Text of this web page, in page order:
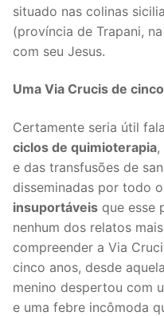
situado nas colinas
(província de Trapani,
com seu Jesus.
Uma Via Crucis de
Certamente seria útil
ciclos de quimioterapia,
e das transfusões de
disseminadas por todo
insuportáveis que esse
nenhum dos relatos
compreender a Via
cinco anos, desde
menino despertou com
e uma febre incômoda